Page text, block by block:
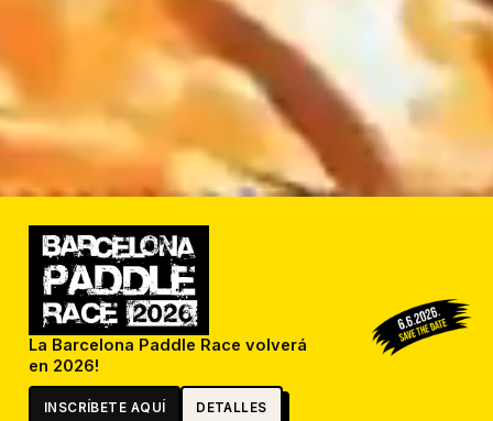
La Barcelona Paddle Race volverá
en 2026!
INSCRÍBETE AQUÍ DETALLES